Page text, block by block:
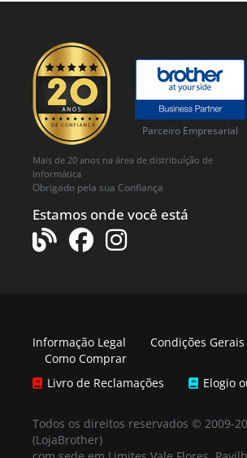
Parceiro Empresarial
Mais de 20 anos na área de distribuíção de
Informática
Obrigado pela sua Confiança
Estamos onde você está
Informação Legal Condições Gerais
Como Comprar
Livro de Reclamações
Elogio
Todos os direitos reservados © 2009-
(LojaBrother)